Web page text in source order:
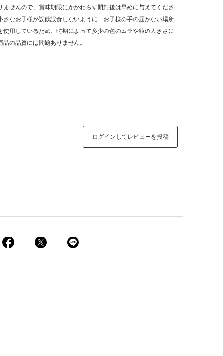
せんので、賞味期限にかかわらず開封後は早めに与えてくださ
さなお子様が誤飲誤食しないように、お子様の手の届かない場所
使用しているため、時期によって多少の色のムラや粒の大きさに
の品質には問題ありません。
ログインしてレビューを投稿